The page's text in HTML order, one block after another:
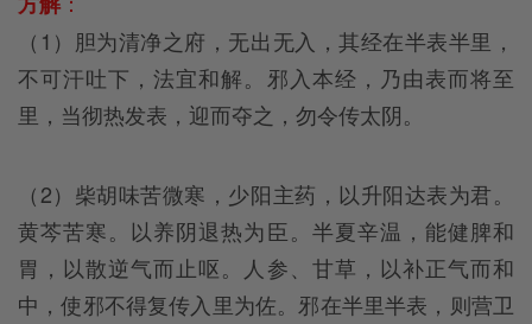
（1）胆为清净之府，无出无入，其经在半表半里，
不可汗吐下，法宜和解。邪入本经，乃由表而将至
里，当彻热发表，迎而夺之，勿令传太阴。
（2）柴胡味苦微寒，少阳主药，以升阳达表为君。
黄芩苦寒。以养阴退热为臣。半夏辛温，能健脾和
胃，以散逆气而止呕。人参、甘草，以补正气而和
中，使邪不得复传入里为佐。邪在半里半表，则营卫